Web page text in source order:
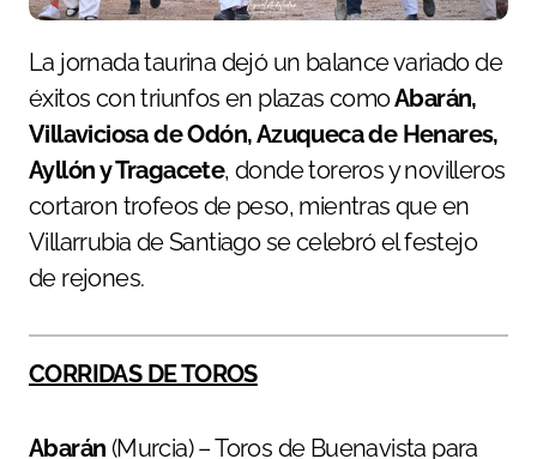
La jornada taurina dejó un balance variado de
éxitos con triunfos en plazas comoAbarán,
Villaviciosa de Odón, Azuqueca de Henares,
Ayllón y Tragacete, donde toreros y novilleros
cortaron trofeos de peso, mientras que en
Villarrubia de Santiago se celebró el festejo
de rejones.
CORRIDAS DE TOROS
Abarán (Murcia) – Toros de Buenavista para